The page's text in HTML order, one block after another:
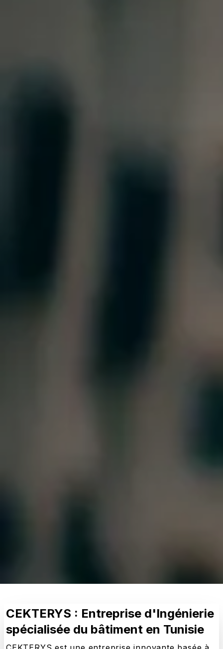
CEKTERYS : Entreprise d'Ingénierie
spécialisée du bâtiment en Tunisie